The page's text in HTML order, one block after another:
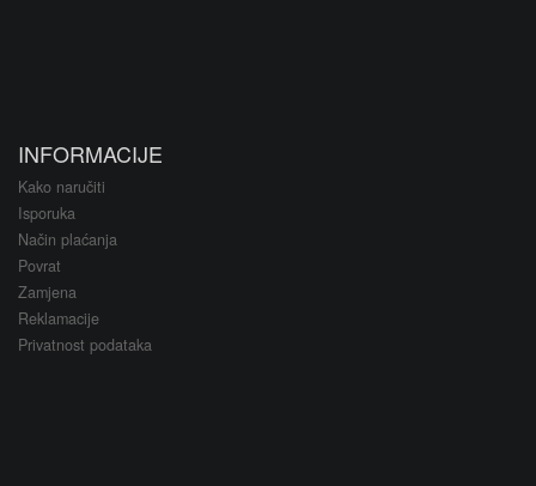
INFORMACIJE
Kako naručiti
Isporuka
Način plaćanja
Povrat
Zamjena
Reklamacije
Privatnost podataka